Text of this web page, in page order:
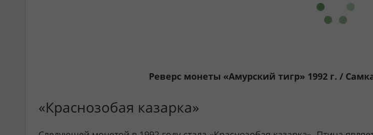
Реверс монеты «Амурский тигр» 1992 г. /
«Краснозобая казарка»